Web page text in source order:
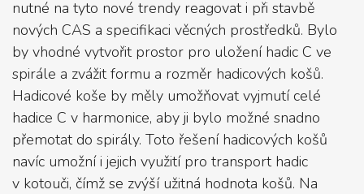
nutné na tyto nové trendy reagovat i při stavbě
nových CAS a specifikaci věcných prostředků. Bylo
by vhodné vytvořit prostor pro uložení hadic C ve
spirále a zvážit formu a rozměr hadicových košů.
Hadicové koše by měly umožňovat vyjmutí celé
hadice C v harmonice, aby ji bylo možné snadno
přemotat do spirály. Toto řešení hadicových košů
navíc umožní i jejich využití pro transport hadic
v kotouči, čímž se zvýší užitná hodnota košů. Na